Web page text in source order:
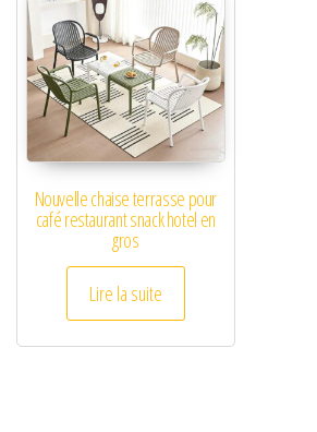
Nouvelle chaise terrasse pour
café restaurant snack hotel en
gros
Lire la suite